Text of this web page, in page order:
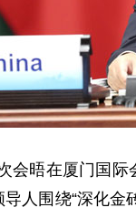
晤在厦门国际
人围绕“深化